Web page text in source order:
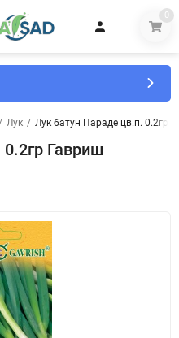
0
Лук / Лук батун Параде цв.п. 0.2гр
Гавриш